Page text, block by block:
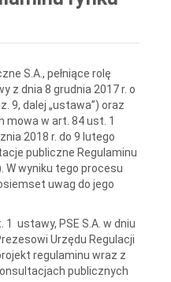
S.A., pełniące rolę
z dnia 8 grudnia 2017 r. o
9, dalej „ustawa”) oraz
mowa w art. 84 ust. 1
2018 r. do 9 lutego
publiczne Regulaminu
W wyniku tego procesu
uwag do jego
ustawy, PSE S.A. w dniu
Urzędu Regulacji
regulaminu wraz z
publicznych